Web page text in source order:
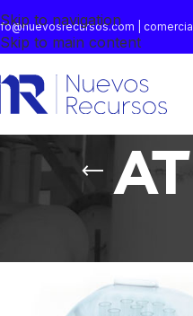
Skip to navigation
Skip to main content
|